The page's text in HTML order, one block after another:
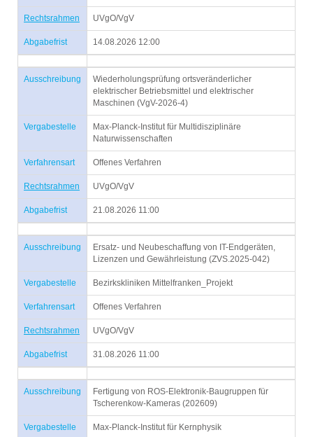
Rechtsrahmen UVgO/VgV
Abgabefrist 14.08.2026 12:00
Ausschreibung
Wiederholungsprüfung ortsveränderlicher
elektrischer Betriebsmittel und elektrischer
Maschinen (VgV-2026-4)
Vergabestelle
Max-Planck-Institut für Multidisziplinäre
Naturwissenschaften
Verfahrensart Offenes Verfahren
Rechtsrahmen UVgO/VgV
Abgabefrist 21.08.2026 11:00
Ausschreibung
Ersatz- und Neubeschaffung von IT-Endgeräten,
Lizenzen und Gewährleistung (ZVS.2025-042)
Vergabestelle Bezirkskliniken Mittelfranken_Projekt
Verfahrensart Offenes Verfahren
Rechtsrahmen UVgO/VgV
Abgabefrist 31.08.2026 11:00
Ausschreibung
Fertigung von ROS-Elektronik-Baugruppen für
Tscherenkow-Kameras (202609)
Vergabestelle Max-Planck-Institut für Kernphysik